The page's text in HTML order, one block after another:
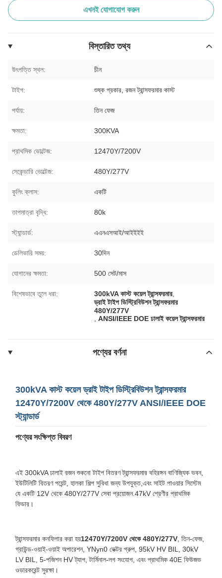
এখনই যোগাযোগ করুন
বিস্তারিত তথ্য
উৎপত্তি স্থল: চীন
টাইপ: শুষ্ক প্রকার, রজন ট্রান্সফরমার কাস্ট
পর্যায়: তিন ফেজ
ক্ষমতা: 300KVA
প্রাথমিক ভোল্টেজ: 12470Y/7200V
সেকেন্ডারি ভোল্টেজ: 480Y/277V
কুলিং ক্লাস: একটি
তাপমাত্রা বৃদ্ধি: 80k
স্ট্যান্ডার্ড: এএনএসআই/আইইইই
ডেলিভারি সময়: 30দিন
যোগানের ক্ষমতা: 500 সেট/মাস
বিশেষভাবে তুলে ধরা: 300kVA কাস্ট কয়েল ট্রান্সফরমার
ড্রাই টাইপ ডিস্ট্রিবিউশন ট্রান্সফরমার
480Y/277V
,ANSI/IEEE DOE ঢালাই কয়েল ট্রান্সফরমার
পণ্যের বর্ণনা
300kVA কাস্ট কয়েল ড্রাই টাইপ ডিস্ট্রিবিউশন ট্রান্সফরমার
12470Y/7200V থেকে 480Y/277V ANSI/IEEE DOE
স্ট্যান্ডার্ড
পণ্যের সংক্ষিপ্ত বিবরণ
এই 300kVA ঢালাই রজন শুকনো টাইপ বিতরণ ট্রান্সফরমার বহিরঙ্গন বাণিজ্যিক ভবন,
ইউটিলিটি বিতরণ পয়েন্ট, হালকা শিল্প সুবিধা জন্য উপযুক্ত,এবং সাইট পাওয়ার সিস্টেম
যে একটি 12V থেকে 480Y/277V সেবা প্রয়োজন.47kV শ্রেণীর প্রাথমিক
ফিডার।
ট্রান্সফরমার কনফিগার করা হয়12470Y/7200V থেকে 480Y/277V , তিন-ফেজ,
গ্রাউন্ড-ওয়াই-ওয়াই অপারেশন, YNyn0 ভেক্টর গ্রুপ, 95kV HV BIL, 30kV
LV BIL, 5-পজিশন HV ট্যাপ, টার্মিনাল-লগ সংযোগ, এবং প্রাথমিক 40E ফিউজড
ওভারকরেন্ট সুরক্ষা।